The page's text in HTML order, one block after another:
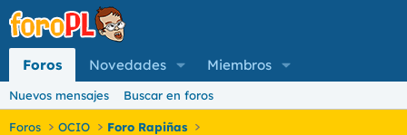
Foros Novedades Miembros
Nuevos mensajes Buscar en foros
Foros OCIO Foro Rapiñas